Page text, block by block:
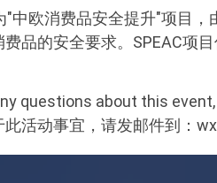
"中欧消费品安全提升"项目
品的安全要求。SPEAC项
questions about this
此活动事宜，请发邮件到：